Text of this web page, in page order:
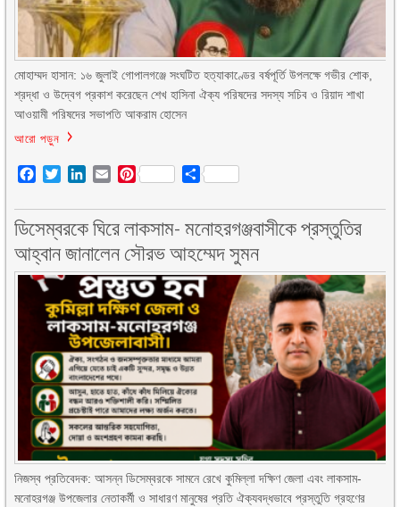
মোহাম্মদ হাসান: ১৬ জুলাই গোপালগঞ্জে সংঘটিত হত্যাকাণ্ডের বর্ষপূর্তি উপলক্ষে গভীর শোক,
শ্রদ্ধা ও উদ্বেগ প্রকাশ করেছেন শেখ হাসিনা ঐক্য পরিষদের সদস্য সচিব ও রিয়াদ শাখা
আওয়ামী পরিষদের সভাপতি আকরাম হোসেন
আরো পড়ুন
Facebook
TwitterLinkedIn
EmailPinterest Share
ডিসেম্বরকে ঘিরে লাকসাম- মনোহরগঞ্জবাসীকে প্রস্তুতির
আহ্বান জানালেন সৌরভ আহম্মেদ সুমন
নিজস্ব প্রতিবেদক: আসন্ন ডিসেম্বরকে সামনে রেখে কুমিল্লা দক্ষিণ জেলা এবং লাকসাম-
মনোহরগঞ্জ উপজেলার নেতাকর্মী ও সাধারণ মানুষের প্রতি ঐক্যবদ্ধভাবে প্রস্তুতি গ্রহণের